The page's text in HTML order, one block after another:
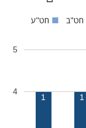
חט"ב ■ חט"ע
4
5
1 1